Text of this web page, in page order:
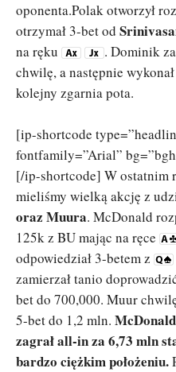
oponenta.Polak otworzył
otrzymał 3-bet od
na ręku
. Dominik
chwilę, a następnie
kolejny zgarnia pota.
[ip-shortcode
fontfamily=”Arial”
[/ip-shortcode] W ostatnim
mieliśmy wielką akcję z
oraz Muura. McDonald
125k z BU mając na ręce
odpowiedział 3-betem z
zamierzał tanio
bet do 700,000. Muur
5-bet do 1,2 mln.
zagrał all-in za 6,73 mln
bardzo ciężkim położeniu.